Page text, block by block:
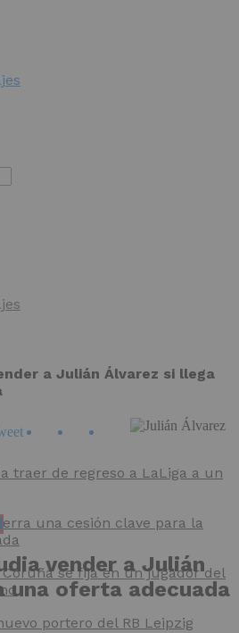
a Julián Álvarez si llega
traer de regreso a LaLiga a un
una cesión clave para la
Coruña se fija en un jugador del
portero del RB Leipzig
vender a Julián
una oferta adecuada